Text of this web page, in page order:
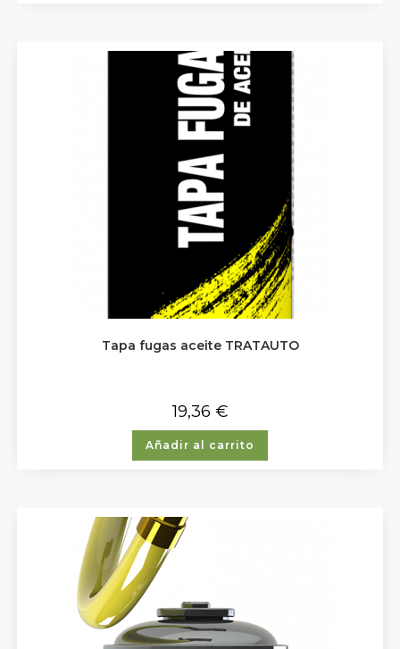
Tapa fugas aceite TRATAUTO
19,36 €
Añadir al carrito